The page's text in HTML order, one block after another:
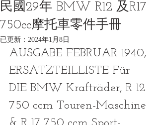
民國29年 BMW R12 及R17
750cc摩托車零件手冊
已更新： 2024年1月8日
AUSGABE FEBRUAR 1940,
ERSATZTEILLISTE Für
DIE BMW Krafträder, R 12
750 ccm Touren-Maschine